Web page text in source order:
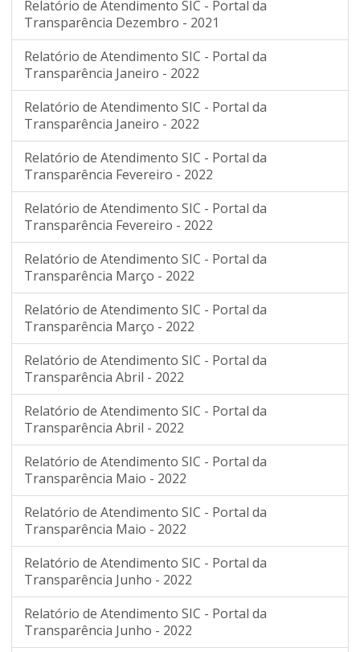
Relatório de Atendimento SIC - Portal da
Transparência Dezembro - 2021
Relatório de Atendimento SIC - Portal da
Transparência Janeiro - 2022
Relatório de Atendimento SIC - Portal da
Transparência Janeiro - 2022
Relatório de Atendimento SIC - Portal da
Transparência Fevereiro - 2022
Relatório de Atendimento SIC - Portal da
Transparência Fevereiro - 2022
Relatório de Atendimento SIC - Portal da
Transparência Março - 2022
Relatório de Atendimento SIC - Portal da
Transparência Março - 2022
Relatório de Atendimento SIC - Portal da
Transparência Abril - 2022
Relatório de Atendimento SIC - Portal da
Transparência Abril - 2022
Relatório de Atendimento SIC - Portal da
Transparência Maio - 2022
Relatório de Atendimento SIC - Portal da
Transparência Maio - 2022
Relatório de Atendimento SIC - Portal da
Transparência Junho - 2022
Relatório de Atendimento SIC - Portal da
Transparência Junho - 2022